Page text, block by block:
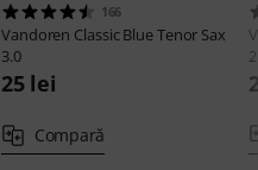
166
Vandoren Classic Blue Tenor Sax
3.0
25 lei
Compară